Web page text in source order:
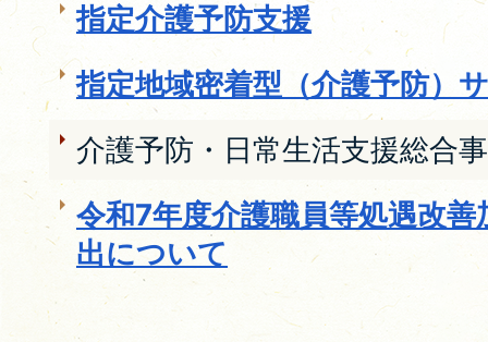
指定介護予防支援
指定地域密着型（介護予防）
介護予防・日常生活支援総合
令和7年度介護職員等処遇改
出について